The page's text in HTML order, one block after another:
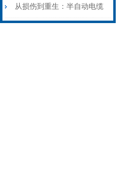
艺基石
电缆热补机智能控温，安全
从损伤到重生：半自动电缆